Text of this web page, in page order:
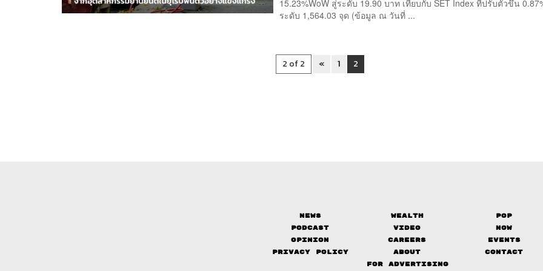
15.23%WoW สู่ระดับ 19.90 บาท เทียบกับ SET Index ที่ปรับตัวขึ้น
ระดับ 1,564.03 จุด (ข้อมูล ณ วันที่ ...
2 of 2 « 1 2
News Wealth
Pop
Podcast
Video
Now
Opinion
Careers
Events
Privacy Policy
About
Contact
FOR ADVERTISING